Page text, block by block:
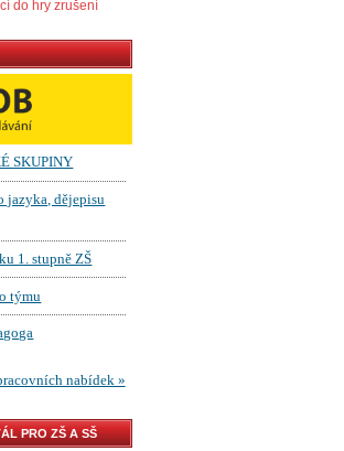
do hry zrušení
PRO ZŠ A SŠ